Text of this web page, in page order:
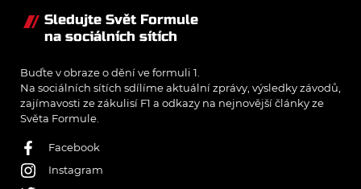
Sledujte Svět Formule
na sociálních sítích
Buďte v obraze o dění ve formuli 1.
Na sociálních sítích sdílíme aktuální zprávy, výsledky závodů,
zajímavosti ze zákulisí F1 a odkazy na nejnovější články ze
Světa Formule.
Facebook
Instagram